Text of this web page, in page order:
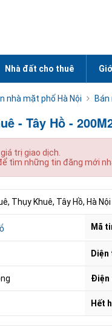
Nhà đất cho thuê
nhà mặt phố Hà Nội
- Tây Hồ -
trị giao dịch.
tìm những tin đăng mới
Thụy Khuê, Tây Hồ, Hà Nội
Mã
Điện
Hết